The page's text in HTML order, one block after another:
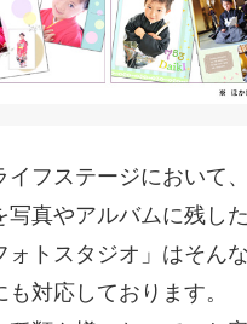
イフステージにおいて
写真やアルバムに残し
ォトスタジオ」はそん
も対応しております。